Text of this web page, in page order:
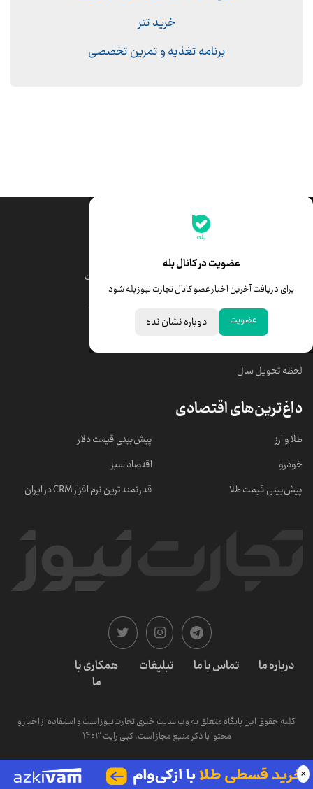
خرید تتر
برنامه تغذیه و تمرین تخصصی
عضویت در کانال بله
برای دریافت آخرین اخبار عضو کانال تجارت نیوز بله شود
عضویت دوباره نشان نده
جدیدترین قیمت‌ها
قیمت درهم امارات
خبرهای مهم
لحظه تحویل سال
داغ‌ترین‌های اقتصادی
طلا و ارز
خودرو
پیش‌بینی قیمت طلا
پیش‌بینی قیمت دلار
اقتصاد سبز
قدرتمندترین نرم‌ افزار CRM در ایران
درباره ما تماس با ما تبلیغات
همکاری با
ما
کلیه حقوق این پایگاه متعلق به وب سایت خبری تجارت‌نیوز است و استفاده از اخبار و
محتوا با ذکر منبع مجاز است. کپی رایت 1403
×